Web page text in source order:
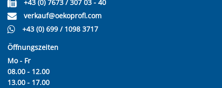
+43 (0) 7673 / 307 03 - 40
verkauf@oekoprofi.com
+43 (0) 699 / 1098 3717
Öffnungszeiten
Mo - Fr
08.00 - 12.00
13.00 - 17.00